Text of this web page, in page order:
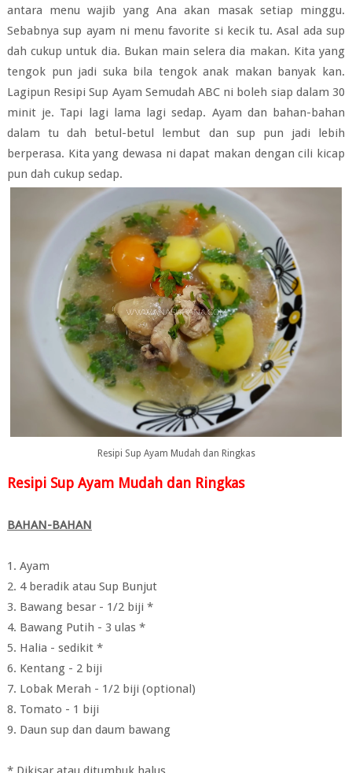
antara menu wajib yang Ana akan masak setiap minggu.
Sebabnya sup ayam ni menu favorite si kecik tu. Asal ada sup
dah cukup untuk dia. Bukan main selera dia makan. Kita yang
tengok pun jadi suka bila tengok anak makan banyak kan.
Lagipun Resipi Sup Ayam Semudah ABC ni boleh siap dalam 30
minit je. Tapi lagi lama lagi sedap. Ayam dan bahan-bahan
dalam tu dah betul-betul lembut dan sup pun jadi lebih
berperasa. Kita yang dewasa ni dapat makan dengan cili kicap
pun dah cukup sedap.
Resipi Sup Ayam Mudah dan Ringkas
Resipi Sup Ayam Mudah dan Ringkas
BAHAN-BAHAN
1. Ayam
2. 4 beradik atau Sup Bunjut
3. Bawang besar - 1/2 biji *
4. Bawang Putih - 3 ulas *
5. Halia - sedikit *
6. Kentang - 2 biji
7. Lobak Merah - 1/2 biji (optional)
8. Tomato - 1 biji
9. Daun sup dan daum bawang